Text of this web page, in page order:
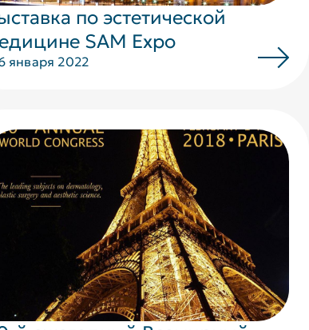
по эстетической
SAM Expo
января 2022